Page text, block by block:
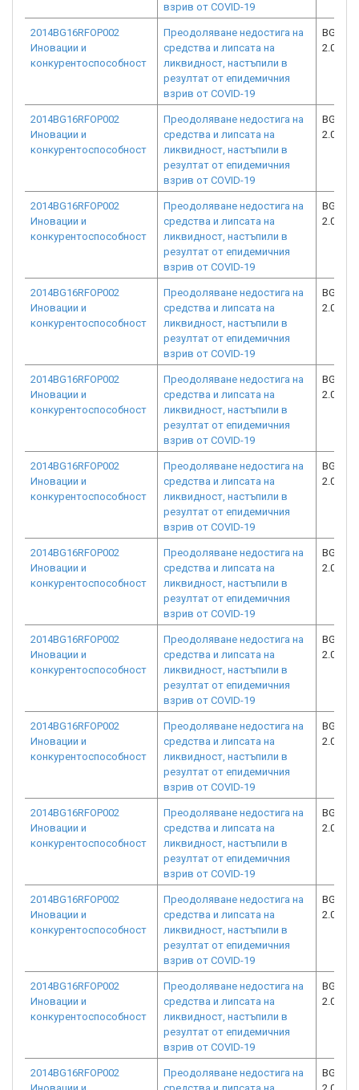
взрив от COVID-19
2014BG16RFOP002
Иновации и
конкурентоспособност
Преодоляване недостига на
средства и липсата на
ликвидност, настъпили в
резултат от епидемичния
взрив от COVID-19
2.073-
2014BG16RFOP002
Иновации и
конкурентоспособност
Преодоляване недостига на
средства и липсата на
ликвидност, настъпили в
резултат от епидемичния
взрив от COVID-19
2.073-
2014BG16RFOP002
Иновации и
конкурентоспособност
Преодоляване недостига на
средства и липсата на
ликвидност, настъпили в
резултат от епидемичния
взрив от COVID-19
2.073-
2014BG16RFOP002
Иновации и
конкурентоспособност
Преодоляване недостига на
средства и липсата на
ликвидност, настъпили в
резултат от епидемичния
взрив от COVID-19
2.073-
2014BG16RFOP002
Иновации и
конкурентоспособност
Преодоляване недостига на
средства и липсата на
ликвидност, настъпили в
резултат от епидемичния
взрив от COVID-19
2.073-
2014BG16RFOP002
Иновации и
конкурентоспособност
Преодоляване недостига на
средства и липсата на
ликвидност, настъпили в
резултат от епидемичния
взрив от COVID-19
2.073-
2014BG16RFOP002
Иновации и
конкурентоспособност
Преодоляване недостига на
средства и липсата на
ликвидност, настъпили в
резултат от епидемичния
взрив от COVID-19
2.073-
2014BG16RFOP002
Иновации и
конкурентоспособност
Преодоляване недостига на
средства и липсата на
ликвидност, настъпили в
резултат от епидемичния
взрив от COVID-19
2.073-
2014BG16RFOP002
Иновации и
конкурентоспособност
Преодоляване недостига на
средства и липсата на
ликвидност, настъпили в
резултат от епидемичния
взрив от COVID-19
2.073-
2014BG16RFOP002
Иновации и
конкурентоспособност
Преодоляване недостига на
средства и липсата на
ликвидност, настъпили в
резултат от епидемичния
взрив от COVID-19
2.073-
2014BG16RFOP002
Иновации и
конкурентоспособност
Преодоляване недостига на
средства и липсата на
ликвидност, настъпили в
резултат от епидемичния
взрив от COVID-19
2.073-
2014BG16RFOP002
Иновации и
конкурентоспособност
Преодоляване недостига на
средства и липсата на
ликвидност, настъпили в
резултат от епидемичния
взрив от COVID-19
2.073-
2014BG16RFOP002
Преодоляване недостига на